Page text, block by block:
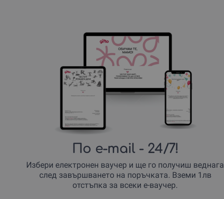
По e-mail- 24/7!
Избери електронен ваучер и ще го получиш веднага
след завършването на поръчката. Вземи 1лв
отстъпка за всеки е-ваучер.